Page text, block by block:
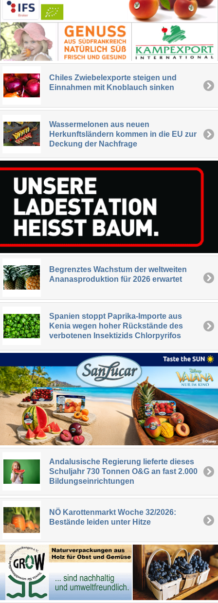
Chiles Zwiebelexporte steigen und
Einnahmen mit Knoblauch sinken
Wassermelonen aus neuen
Herkunftsländern kommen in die EU zur
Deckung der Nachfrage
Begrenztes Wachstum der weltweiten
Ananasproduktion für 2026 erwartet
Spanien stoppt Paprika-Importe aus
Kenia wegen hoher Rückstände des
verbotenen Insektizids Chlorpyrifos
Andalusische Regierung lieferte dieses
Schuljahr 730 Tonnen O&G an fast 2.000
Bildungseinrichtungen
NÖ Karottenmarkt Woche 32/2026:
Bestände leiden unter Hitze